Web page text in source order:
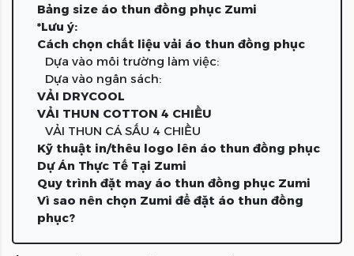
Bảng size áo thun đồng phục Zumi
*Lưu ý:
Cách chọn chất liệu vải áo thun đồng phục
Dựa vào môi trường làm việc:
Dựa vào ngân sách:
VẢI DRYCOOL
VẢI THUN COTTON 4 CHIỀU
VẢI THUN CÁ SẤU 4 CHIỀU
Kỹ thuật in/thêu logo lên áo thun đồng phục
Dự Án Thực Tế Tại Zumi
Quy trình đặt may áo thun đồng phục Zumi
Vì sao nên chọn Zumi để đặt áo thun đồng
phục?